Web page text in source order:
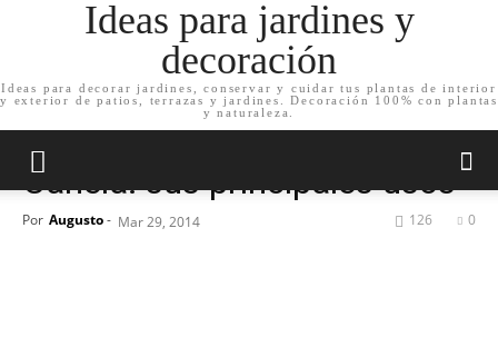
Ideas para jardines y
decoración
Ideas para decorar jardines, conservar y cuidar tus plantas de interior
y exterior de patios, terrazas y jardines. Decoración 100% con plantas
y naturaleza.
Inicio Cuida tu jardín
Canela: sus principales usos
Por Augusto- Mar 29, 2014 0
126